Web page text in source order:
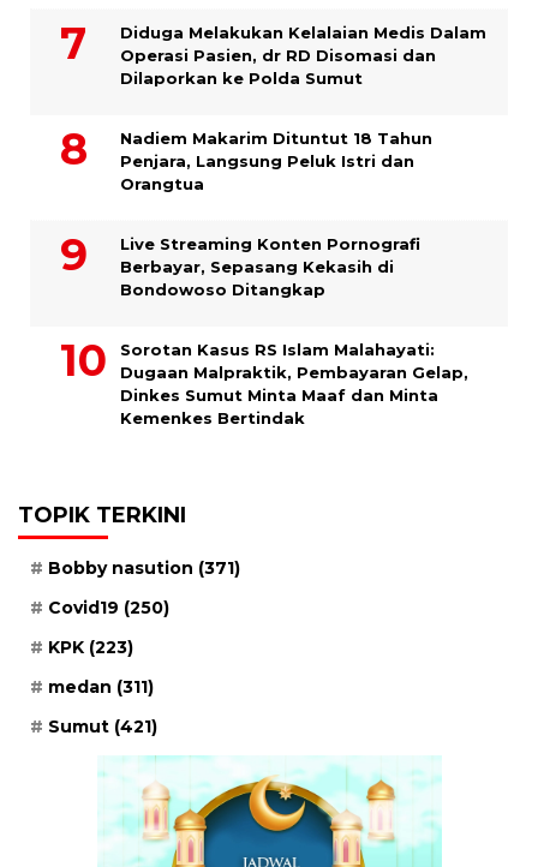
Diduga Melakukan Kelalaian Medis Dalam
Operasi Pasien, dr RD Disomasi dan
Dilaporkan ke Polda Sumut
​Nadiem Makarim Dituntut 18 Tahun
Penjara, Langsung Peluk Istri dan
Orangtua
Live Streaming Konten Pornografi
Berbayar, Sepasang Kekasih di
Bondowoso Ditangkap
Sorotan Kasus RS Islam Malahayati:
Dugaan Malpraktik, Pembayaran Gelap,
Dinkes Sumut Minta Maaf dan Minta
Kemenkes Bertindak
TOPIK TERKINI
Bobby nasution (371)
Covid19 (250)
KPK (223)
medan (311)
Sumut (421)